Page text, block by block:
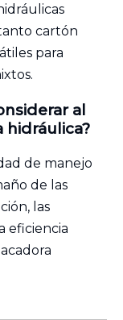
cartón
para
al
hidráulica?
de manejo
de las
las
eficiencia